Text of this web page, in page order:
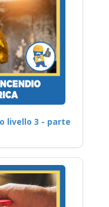
livello 3 - parte